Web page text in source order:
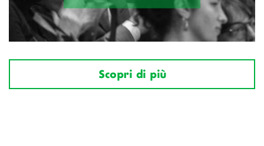
Scopri di più